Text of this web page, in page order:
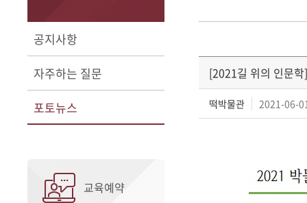
공지사항
자주하는 질문
포토뉴스
교육예약
[2021길 위의 인문
떡박물관 2021-06-